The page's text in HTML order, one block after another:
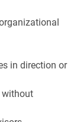
in direction or
without